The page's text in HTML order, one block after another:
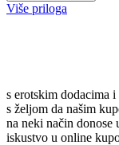
Više priloga
s erotskim dodacima
s željom da našim
na neki način donose
iskustvo u online